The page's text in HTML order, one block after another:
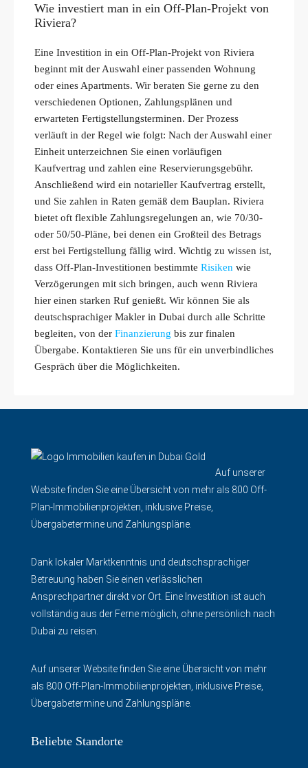
Wie investiert man in ein Off-Plan-Projekt von
Riviera?
Eine Investition in ein Off-Plan-Projekt von Riviera
beginnt mit der Auswahl einer passenden Wohnung
oder eines Apartments. Wir beraten Sie gerne zu den
verschiedenen Optionen, Zahlungsplänen und
erwarteten Fertigstellungsterminen. Der Prozess
verläuft in der Regel wie folgt: Nach der Auswahl einer
Einheit unterzeichnen Sie einen vorläufigen
Kaufvertrag und zahlen eine Reservierungsgebühr.
Anschließend wird ein notarieller Kaufvertrag erstellt,
und Sie zahlen in Raten gemäß dem Bauplan. Riviera
bietet oft flexible Zahlungsregelungen an, wie 70/30-
oder 50/50-Pläne, bei denen ein Großteil des Betrags
erst bei Fertigstellung fällig wird. Wichtig zu wissen ist,
dass Off-Plan-Investitionen bestimmte Risiken wie
Verzögerungen mit sich bringen, auch wenn Riviera
hier einen starken Ruf genießt. Wir können Sie als
deutschsprachiger Makler in Dubai durch alle Schritte
begleiten, von der Finanzierung bis zur finalen
Übergabe. Kontaktieren Sie uns für ein unverbindliches
Gespräch über die Möglichkeiten.
Auf unserer
Website finden Sie eine Übersicht von mehr als 800 Off-
Plan-Immobilienprojekten, inklusive Preise,
Übergabetermine und Zahlungspläne.
Dank lokaler Marktkenntnis und deutschsprachiger
Betreuung haben Sie einen verlässlichen
Ansprechpartner direkt vor Ort. Eine Investition ist auch
vollständig aus der Ferne möglich, ohne persönlich nach
Dubai zu reisen.
Auf unserer Website finden Sie eine Übersicht von mehr
als 800 Off-Plan-Immobilienprojekten, inklusive Preise,
Übergabetermine und Zahlungspläne.
Beliebte Standorte